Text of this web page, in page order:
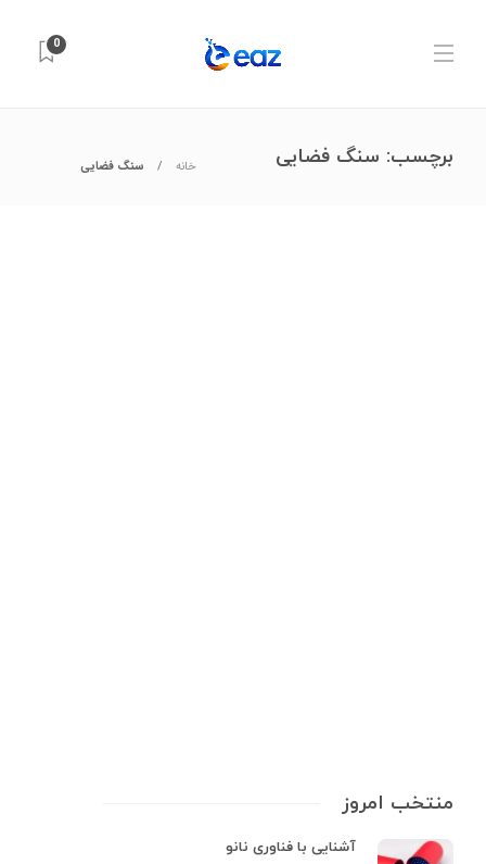
0
برچسب: سنگ فضایی خانه سنگ فضایی
منتخب امروز
آشنایی با فناوری نانو